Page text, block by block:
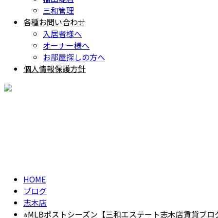
三和管理
各種お問い合わせ
入居者様へ
オーナー様へ
お部屋探しの方へ
個人情報保護方針
HOME
ブログ
志木店
⭐︎MLBポストシーズン【三和エステート志木店賃貸ブロ